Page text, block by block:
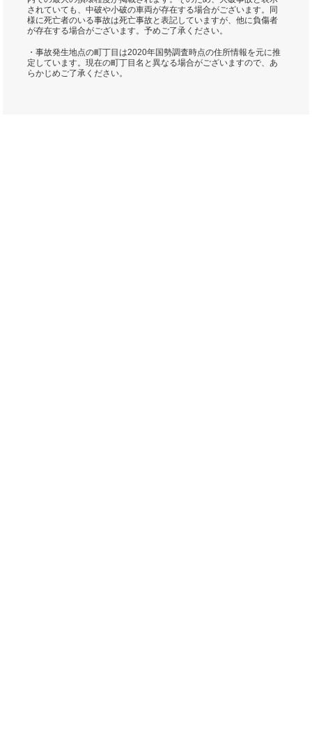
されていても、中破や小破の車両が存在する場合がございます。同
様に死亡者のいる事故は死亡事故と表記していますが、他に負傷者
が存在する場合がございます。予めご了承ください。
・事故発生地点の町丁目は2020年国勢調査時点の住所情報を元に推
定しています。現在の町丁目名と異なる場合がございますので、あ
らかじめご了承ください。